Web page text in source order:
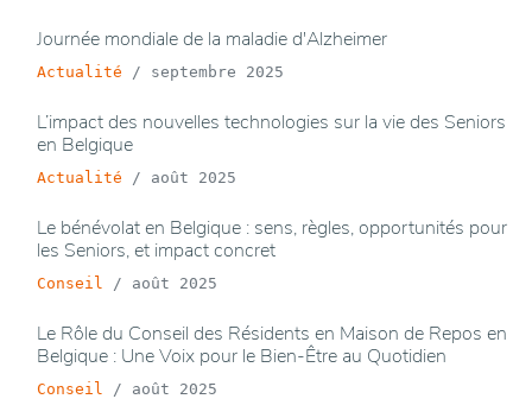
Journée mondiale de la maladie d'Alzheimer
Actualité / septembre 2025
L’impact des nouvelles technologies sur la vie des Seniors
en Belgique
Actualité / août 2025
Le bénévolat en Belgique : sens, règles, opportunités pour
les Seniors, et impact concret
Conseil / août 2025
Le Rôle du Conseil des Résidents en Maison de Repos en
Belgique : Une Voix pour le Bien-Être au Quotidien
Conseil / août 2025